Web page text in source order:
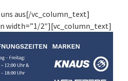
aus[/vc_column_text]
width=”1/2″][vc_column_text]